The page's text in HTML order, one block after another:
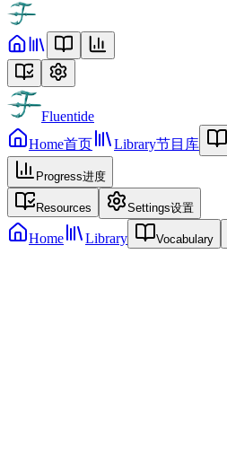
Fluentide
Home首页 Library节目库
Progress进度
Resources Settings设置
Home Library Vocabulary